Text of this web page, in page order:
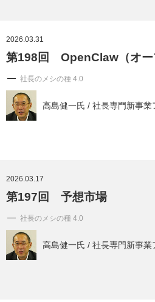
2026.03.31
第198回 OpenClaw（オー
社長のメシの種 4.0
高島健一氏 / 社長専門新事業
2026.03.17
第197回 予想市場
社長のメシの種 4.0
高島健一氏 / 社長専門新事業